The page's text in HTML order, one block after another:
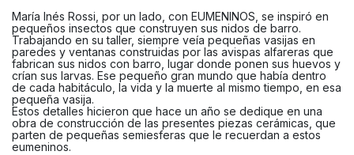
María Inés Rossi, por un lado, con EUMENINOS, se inspiró en
pequeños insectos que construyen sus nidos de barro.
Trabajando en su taller, siempre veía pequeñas vasijas en
paredes y ventanas construidas por las avispas alfareras que
fabrican sus nidos con barro, lugar donde ponen sus huevos y
crían sus larvas. Ese pequeño gran mundo que había dentro
de cada habitáculo, la vida y la muerte al mismo tiempo, en esa
pequeña vasija.
Estos detalles hicieron que hace un año se dedique en una
obra de construcción de las presentes piezas cerámicas, que
parten de pequeñas semiesferas que le recuerdan a estos
eumeninos.